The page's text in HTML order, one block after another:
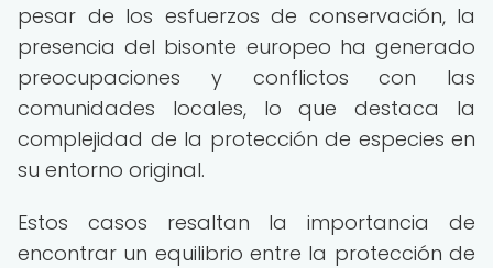
pesar de los esfuerzos de conservación, la
presencia del bisonte europeo ha generado
preocupaciones y conflictos con las
comunidades locales, lo que destaca la
complejidad de la protección de especies en
su entorno original.
Estos casos resaltan la importancia de
encontrar un equilibrio entre la protección de